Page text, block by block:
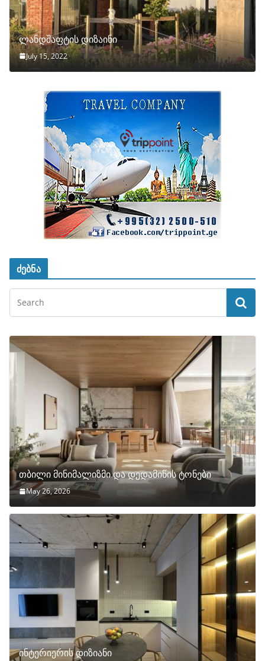
ლანდშაფტის დიზაინი
July 15, 2022
ძებნა
თბილი მინიმალიზმი და დედამიწის ტონები
May 26, 2026
ინტერიერის დიზიანი